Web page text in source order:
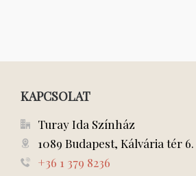
KAPCSOLAT
Turay Ida Színház
1089 Budapest, Kálvária tér 6.
+36 1 379 8236